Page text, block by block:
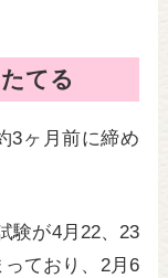
てる
3ヶ月前に締め
験が4月22、23
ており、2月6